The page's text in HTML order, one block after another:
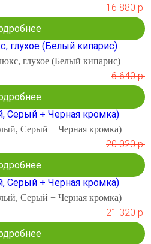
16 880 р.
глухое (Белый кипарис)
6 640 р.
Серый + Черная кромка)
20 020 р.
Серый + Черная кромка)
21 320 р.